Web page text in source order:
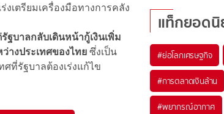
งเตรียมเครื่องมือทางการคลัง
ฐบาลกลับเดินหน้ากู้เงินเพิ่ม
างประเทศของไทย ซึ่งเป็น
ที่รัฐบาลต้องเร่งแก้ไข
แท็กยอด
#ย่อโลกเศรษฐกิจ
#การตลาดเงินล้าน
#พยากรณ์อากาศ